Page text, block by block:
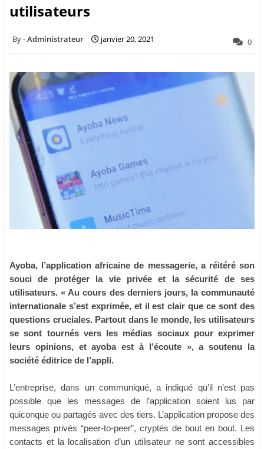
utilisateurs
Administrateur janvier 20, 2021 0
Ayoba, l’application africaine de messagerie, a réitéré son
souci de protéger la vie privée et la sécurité de ses
utilisateurs. « Au cours des derniers jours, la communauté
internationale s’est exprimée, et il est clair que ce sont des
questions cruciales. Partout dans le monde, les utilisateurs
se sont tournés vers les médias sociaux pour exprimer
leurs opinions, et ayoba est à l’écoute », a soutenu la
société éditrice de l’appli.
L’entreprise, dans un communiqué, a indiqué qu’il n’est pas
possible que les messages de l’application soient lus par
quiconque ou partagés avec des tiers. L’application propose des
messages privés “peer-to-peer”, cryptés de bout en bout. Les
contacts et la localisation d’un utilisateur ne sont accessibles